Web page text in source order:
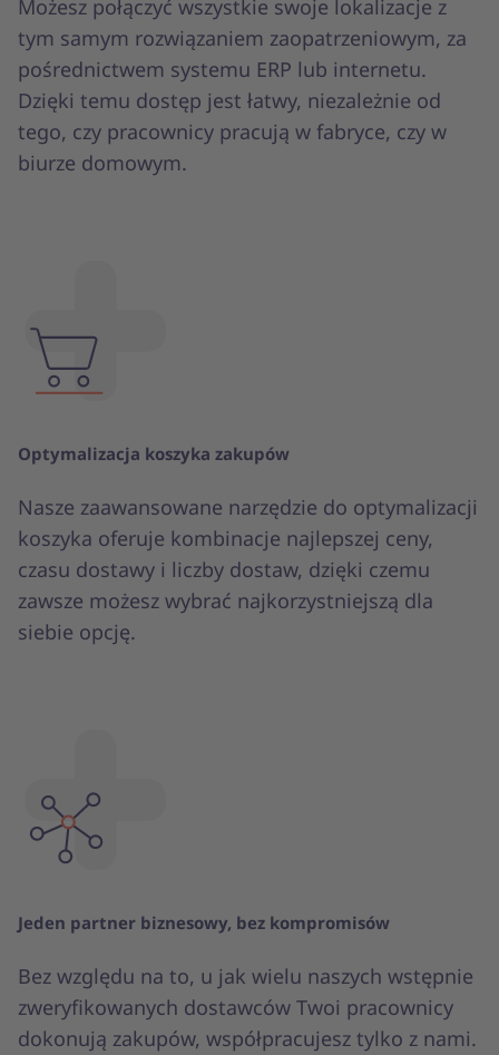
Możesz połączyć wszystkie swoje lokalizacje z
tym samym rozwiązaniem zaopatrzeniowym, za
pośrednictwem systemu ERP lub internetu.
Dzięki temu dostęp jest łatwy, niezależnie od
tego, czy pracownicy pracują w fabryce, czy w
biurze domowym.
Optymalizacja koszyka zakupów
Nasze zaawansowane narzędzie do optymalizacji
koszyka oferuje kombinacje najlepszej ceny,
czasu dostawy i liczby dostaw, dzięki czemu
zawsze możesz wybrać najkorzystniejszą dla
siebie opcję.
Jeden partner biznesowy, bez kompromisów
Bez względu na to, u jak wielu naszych wstępnie
zweryfikowanych dostawców Twoi pracownicy
dokonują zakupów, współpracujesz tylko z nami.